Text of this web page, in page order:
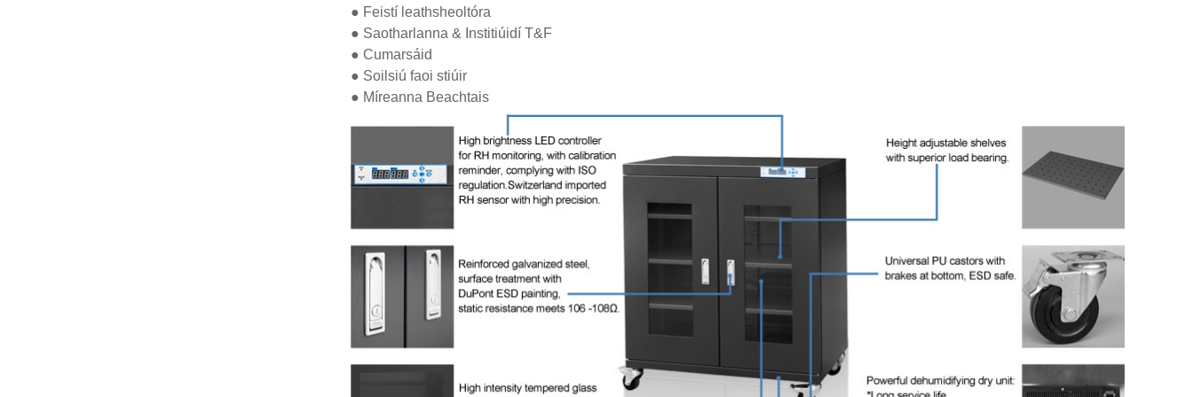
● Feistí leathsheoltóra
● Saotharlanna & Institiúidí T&F
● Cumarsáid
● Soilsiú faoi stiúir
● Míreanna Beachtais